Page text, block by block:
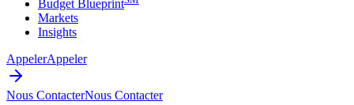
Budget Blueprint
Markets
Insights
AppelerAppeler
Nous ContacterNous Contacter